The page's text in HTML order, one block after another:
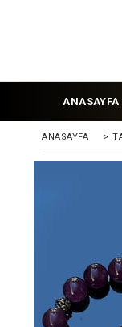
ANASAYFA
ANASAYFA >